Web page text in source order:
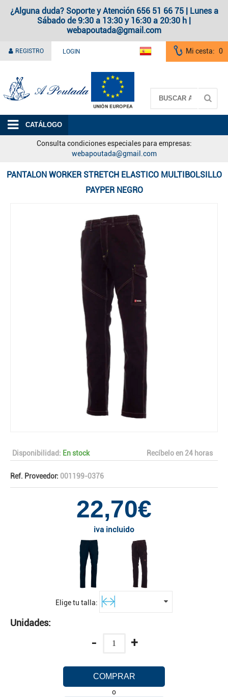
¿Alguna duda? Soporte y Atención 656 51 66 75 | Lunes a
Sábado de 9:30 a 13:30 y 16:30 a 20:30 h |
webapoutada@gmail.com
REGISTRO LOGIN Mi cesta: 0
CATÁLOGO
Consulta condiciones especiales para empresas:
webapoutada@gmail.com
PANTALON WORKER STRETCH ELASTICO MULTIBOLSILLO
PAYPER NEGRO
Disponibilidad: En stock Recíbelo en 24 horas
Ref. Proveedor: 001199-0376
22,70€
iva incluido
Elige tu talla:
Unidades:
- +
COMPRAR
o